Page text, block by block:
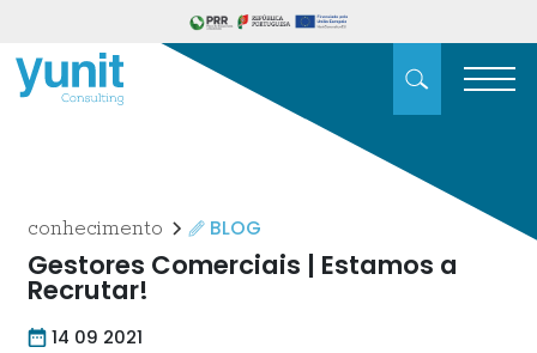
conhecimento BLOG
Gestores Comerciais | Estamos a
Recrutar!
14 09 2021